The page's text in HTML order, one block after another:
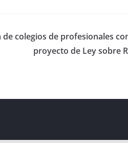
de colegios de profesionales
proyecto de Ley sobre